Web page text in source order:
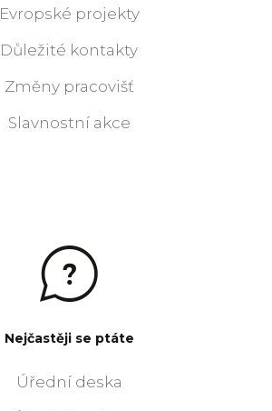
Evropské projekty
Důležité kontakty
Změny pracovišť
Slavnostní akce
Nejčastěji se ptáte
Úřední deska